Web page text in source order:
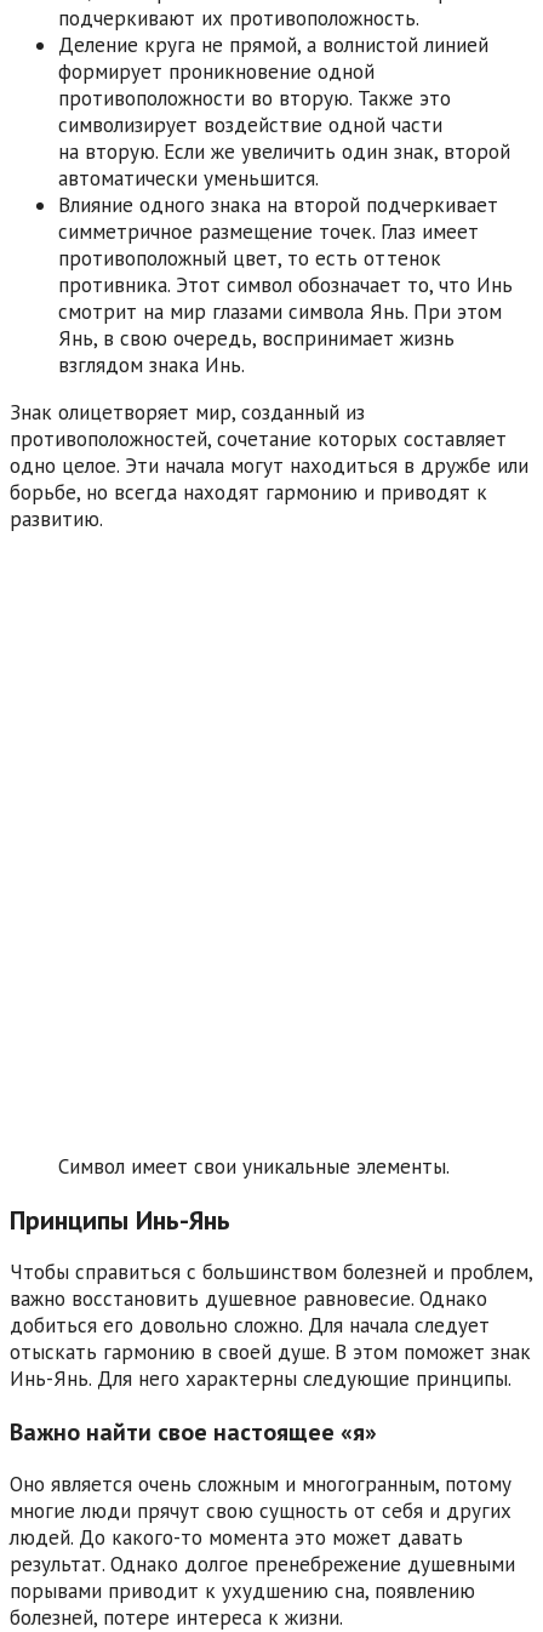
подчеркивают их противоположность.
Деление круга не прямой, а волнистой линией
формирует проникновение одной
противоположности во вторую. Также это
символизирует воздействие одной части
на вторую. Если же увеличить один знак, второй
автоматически уменьшится.
Влияние одного знака на второй подчеркивает
симметричное размещение точек. Глаз имеет
противоположный цвет, то есть оттенок
противника. Этот символ обозначает то, что Инь
смотрит на мир глазами символа Янь. При этом
Янь, в свою очередь, воспринимает жизнь
взглядом знака Инь.
Знак олицетворяет мир, созданный из
противоположностей, сочетание которых составляет
одно целое. Эти начала могут находиться в дружбе или
борьбе, но всегда находят гармонию и приводят к
развитию.
Символ имеет свои уникальные элементы.
Принципы Инь-Янь
Чтобы справиться с большинством болезней и проблем,
важно восстановить душевное равновесие. Однако
добиться его довольно сложно. Для начала следует
отыскать гармонию в своей душе. В этом поможет знак
Инь-Янь. Для него характерны следующие принципы.
Важно найти свое настоящее «я»
Оно является очень сложным и многогранным, потому
многие люди прячут свою сущность от себя и других
людей. До какого-то момента это может давать
результат. Однако долгое пренебрежение душевными
порывами приводит к ухудшению сна, появлению
болезней, потере интереса к жизни.